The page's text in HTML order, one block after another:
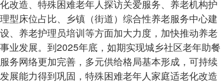
化改造、特殊困难老年人探访关爱服务、养老机构护
理型床位占比、乡镇（街道）综合性养老服务中心建
设、养老护理员培训等方面加大力度，加快推动养老
事业发展。到2025年底，如期实现城乡社区老年助餐
服务网络更加完善，多元供给格局基本形成，可持续
发展能力得到巩固，特殊困难老年人家庭适老化改造